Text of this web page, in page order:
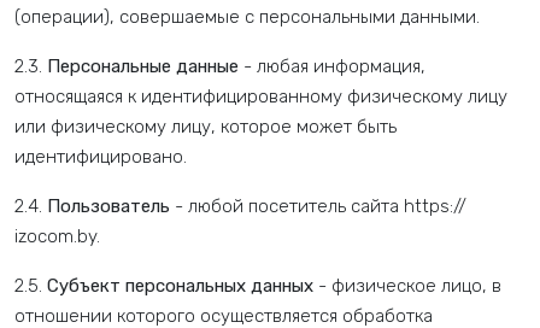
(операции), совершаемые с персональными данными.
2.3. Персональные данные - любая информация,
относящаяся к идентифицированному физическому лицу
или физическому лицу, которое может быть
идентифицировано.
2.4. Пользователь - любой посетитель сайта https://
izocom.by.
2.5. Субъект персональных данных - физическое лицо, в
отношении которого осуществляется обработка